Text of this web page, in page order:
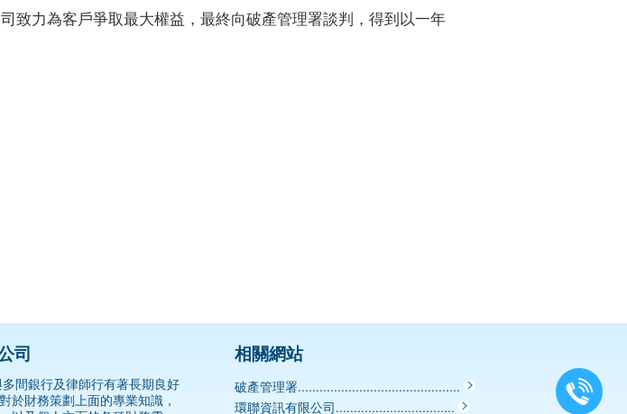
致力為客戶爭取最大權益，最終向破產管理署談判，得到以一年
司
間銀行及律師行有著長期良好
於財務策劃上面的專業知識，
相關網站
破產管理署.............................................
環聯資訊有限公司.................................